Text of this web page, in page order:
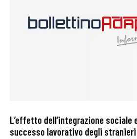
L’effetto dell’integrazione
successo lavorativo degli stranieri